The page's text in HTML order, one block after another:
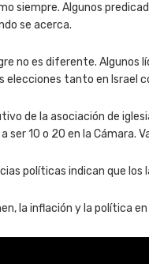
siempre. Algunos
se acerca.
no es diferente.
elecciones tanto en Israel
de la asociación de
ser 10 o 20 en la Cámara.
políticas indican que
la inflación y la política